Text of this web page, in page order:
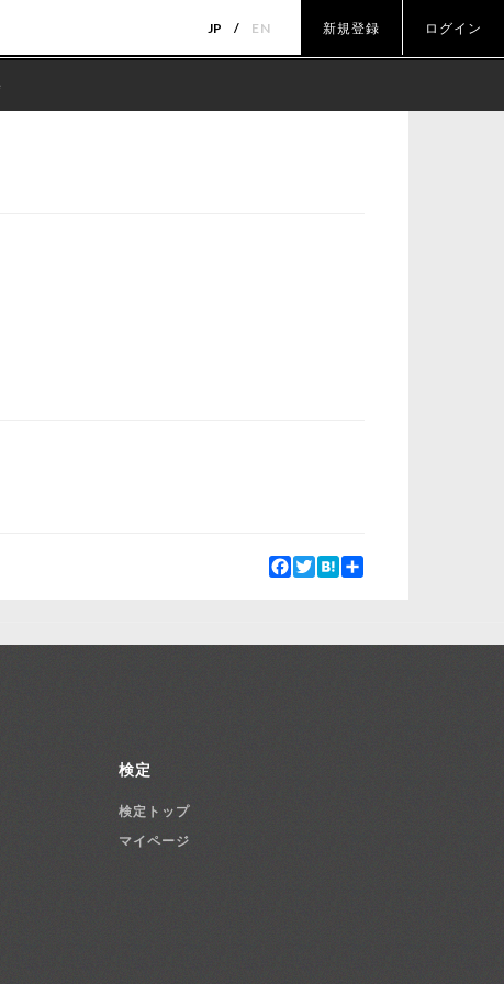
JP EN 新規登録 ログイン
Facebook
Twitter
Hatena
検定
検定トップ
マイページ